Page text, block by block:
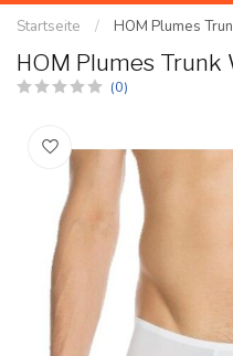
Startseite / HOM Plumes
HOM Plumes Trunk
(0)